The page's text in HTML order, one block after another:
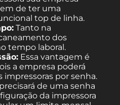
de ter uma
top de linha.
Tanto na
dos
tempo laboral.
Essa vantagem é
a empresa poderá
impressoras por senha.
de uma senha
da impressora